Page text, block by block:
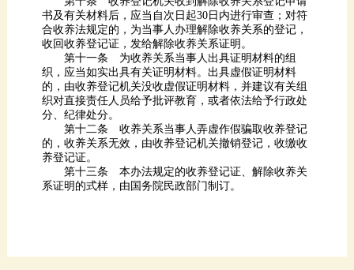
收回收养登记证，发给解除收养关系证明。
分、纪律处分。
养登记证。
系证明的式样，由国务院民政部门制订。